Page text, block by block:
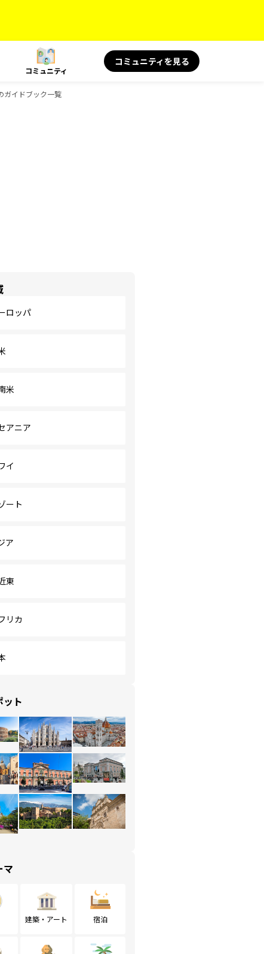
コミュニティ
コミュニティを見る
ガイドブック一覧
ロッパ
米
アニア
イ
ート
ア
東
リカ
ット
マ
建築・アート 宿泊